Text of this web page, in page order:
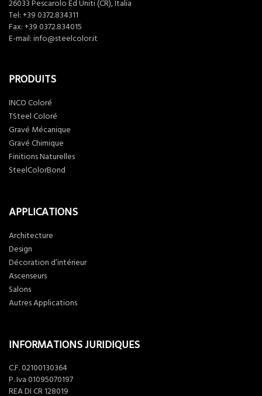
26033 Pescarolo Ed Uniti (CR), Italia
Tel: +39 0372.834311
Fax: +39 0372.834015
E-mail: info@steelcolor.it
PRODUITS
INCO Coloré
TSteel Coloré
Gravé Mécanique
Gravé Chimique
Finitions Naturelles
SteelColorBond
APPLICATIONS
Architecture
Design
Décoration d’intérieur
Ascenseurs
Salons
Autres Applications
INFORMATIONS JURIDIQUES
C.F. 02100130364
P. Iva 01095070197
REA DI CR 128019